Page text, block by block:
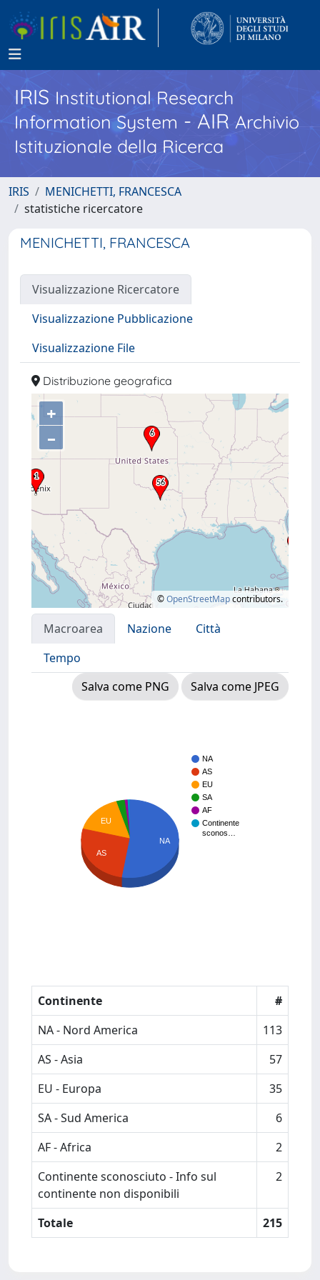
IRISInstitutional Research
Information System - AIR Archivio
Istituzionale della Ricerca
IRIS
MENICHETTI, FRANCESCA
statistiche ricercatore
MENICHETTI, FRANCESCA
Visualizzazione Ricercatore
Visualizzazione Pubblicazione
Visualizzazione File
Distribuzione geografica
+
–
©OpenStreetMapcontributors.
Macroarea Nazione
Città
Tempo
Salva come PNG
Salva come JPEG
NA
AS
EU
SA
AF
Continente
sconos…
EU
AS
NA
Continente
#
NA - Nord America
113
AS - Asia
57
EU - Europa
35
SA - Sud America
6
AF - Africa
2
Continente sconosciuto - Info sul
continente non disponibili
2
Totale 215